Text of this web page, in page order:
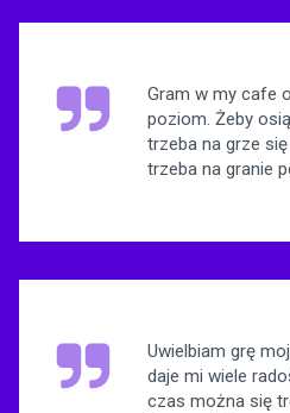
Gram w my cafe
poziom. Żeby
trzeba na grze
trzeba na granie
Uwielbiam grę
daje mi wiele
czas można się